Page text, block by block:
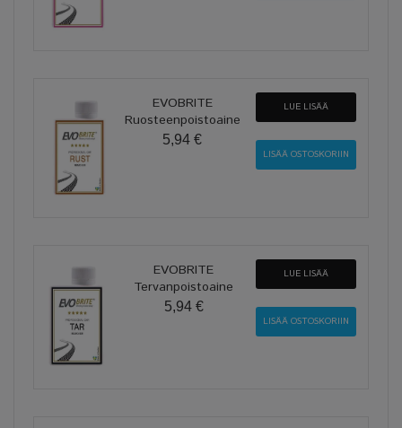
EVOBRITE
Ruosteenpoistoaine
5,94 €
LUE LISÄÄ
EVOBRITE
Tervanpoistoaine
5,94 €
LUE LISÄÄ